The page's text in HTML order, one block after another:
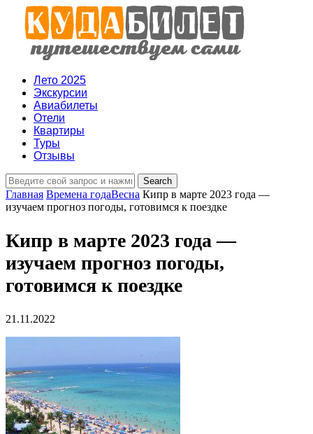
Лето 2025
Экскурсии
Авиабилеты
Отели
Квартиры
Туры
Отзывы
Главная Времена годаВесна Кипр в марте 2023 года —
изучаем прогноз погоды, готовимся к поездке
Кипр в марте 2023 года —
изучаем прогноз погоды,
готовимся к поездке
21.11.2022